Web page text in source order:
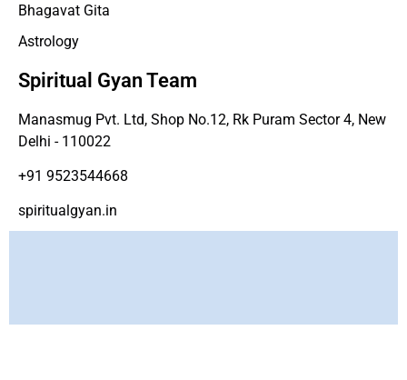
Bhagavat Gita
Astrology
Spiritual Gyan Team
Manasmug Pvt. Ltd, Shop No.12, Rk Puram Sector 4, New
Delhi - 110022
+91 9523544668
spiritualgyan.in